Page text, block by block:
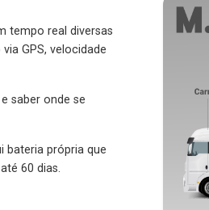
real diversas
GPS, velocidade
saber onde se
própria que
60 dias.